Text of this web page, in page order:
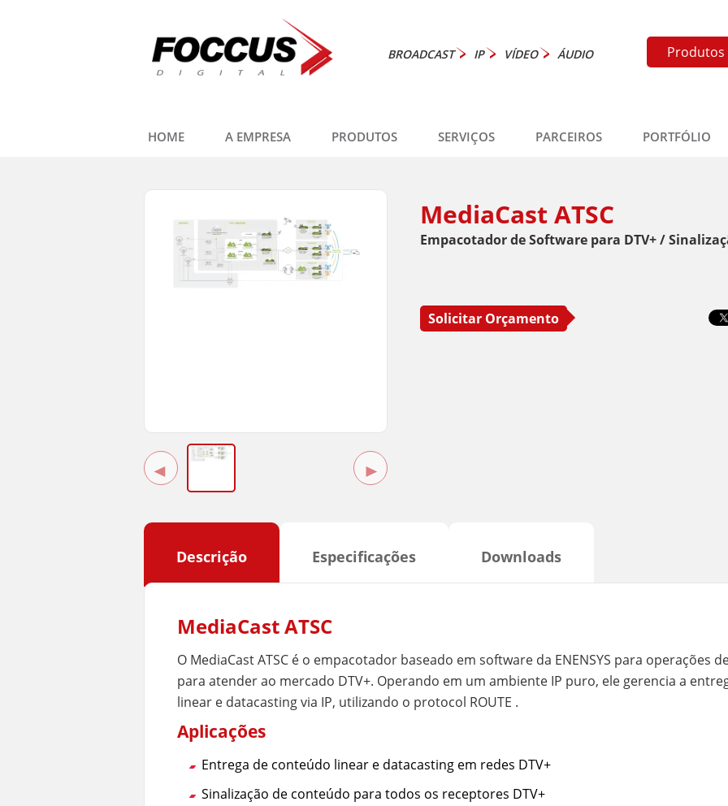
Produtos
BROADCAST IP VÍDEO ÁUDIO
HOME A EMPRESA PRODUTOS SERVIÇOS PARCEIROS PORTFÓLIO
◄ ►
MediaCast ATSC
Empacotador de Software para DTV+ /
Solicitar Orçamento
Descrição Especificações Downloads
MediaCast ATSC
O MediaCast ATSC é o empacotador baseado em software da ENENSYS para operações
para atender ao mercado DTV+. Operando em um ambiente IP puro, ele gerencia a
linear e datacasting via IP, utilizando o protocol ROUTE .
Aplicações
Entrega de conteúdo linear e datacasting em redes DTV+
Sinalização de conteúdo para todos os receptores DTV+